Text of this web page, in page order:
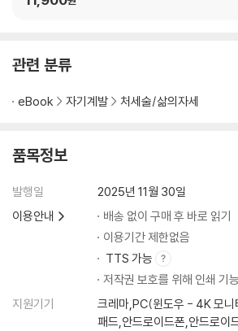
관련 분류
eBook 자기계발 처세술/삶의자세
품목정보
발행일
2025년 11월 30일
이용안내
배송 없이 구매 후 바로 읽기
이용기간 제한없음
TTS 가능
저작권 보호를 위해 인쇄 기
지원기기
크레마,PC(윈도우 - 4K 모니
패드,안드로이드폰,안드로이